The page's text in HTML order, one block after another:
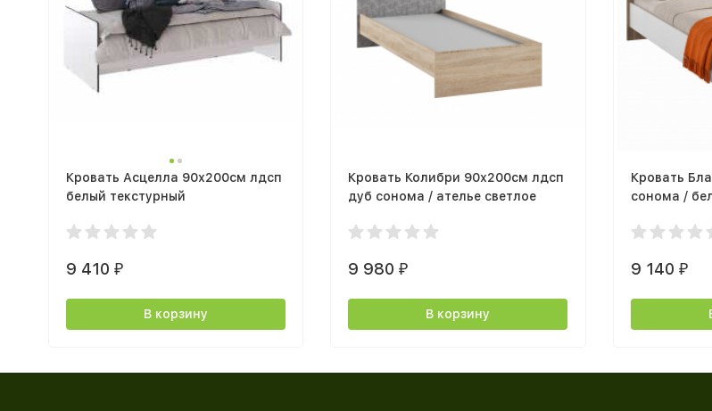
Кровать Асцелла 90х200см лдсп
белый текстурный
9 410 ₽
В корзину
Кровать Колибри 90х200см лдсп
дуб сонома / ателье светлое
9 980₽
В корзину
Кровать
сонома /
9 140 ₽